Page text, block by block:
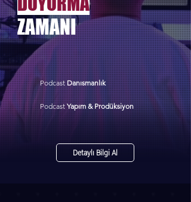
ZAMANI
PodcastDanısmanlık
Detaylı Bilgi Al
PodcastYapım & Prodüksiyon